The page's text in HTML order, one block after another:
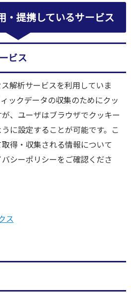
・提携しているサービス
ビス
解析サービスを利用していま
ックデータの収集のためにクッ
、ユーザはブラウザでクッキー
に設定することが可能です。こ
得・収集される情報について
シーポリシーをご確認くださ
ス